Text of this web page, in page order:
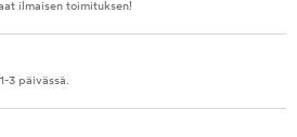
ilmaisen toimituksen!
3 päivässä.